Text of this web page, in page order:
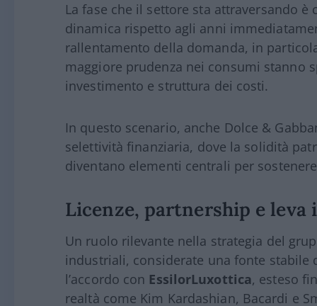
La fase che il settore sta attraversando
dinamica rispetto agli anni
rallentamento della domanda, in
maggiore prudenza nei consumi stanno
investimento e struttura dei costi.
In questo scenario, anche Dolce &
selettività finanziaria, dove la solidità
diventano elementi centrali per
Licenze, partnership e leva
Un ruolo rilevante nella strategia del
industriali, considerate una fonte
l’accordo con EssilorLuxottica, esteso
realtà come Kim Kardashian, Bacardi e